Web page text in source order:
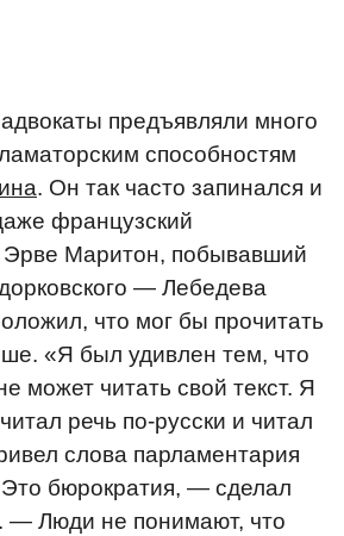
предъявляли много
способностям
. Он так часто запинался и
французский
Эрве Маритон, побывавший
— Лебедева
что мог бы прочитать
«Я был удивлен тем, что
может читать свой текст. Я
читал речь по-русски и читал
слова парламентария
бюрократия, — сделал
— Люди не понимают, что